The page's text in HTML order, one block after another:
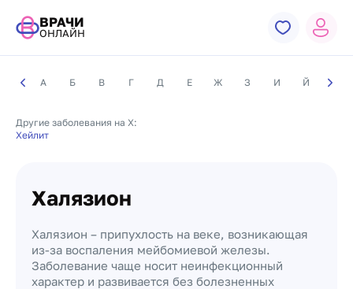
ВРАЧИ
ОНЛАЙН
А Б В Г Д Е Ж З И Й К
Другие заболевания на Х:
Хейлит
Халязион
Халязион – припухлость на веке, возникающая
из-за воспаления мейбомиевой железы.
Заболевание чаще носит неинфекционный
характер и развивается без болезненных